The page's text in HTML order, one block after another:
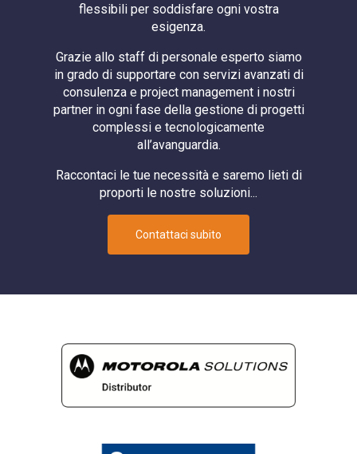
flessibili per soddisfare ogni vostra
esigenza.
Grazie allo staff di personale esperto siamo
in grado di supportare con servizi avanzati di
consulenza e project management i nostri
partner in ogni fase della gestione di progetti
complessi e tecnologicamente
all’avanguardia.
Raccontaci le tue necessità e saremo lieti di
proporti le nostre soluzioni...
Contattaci subito